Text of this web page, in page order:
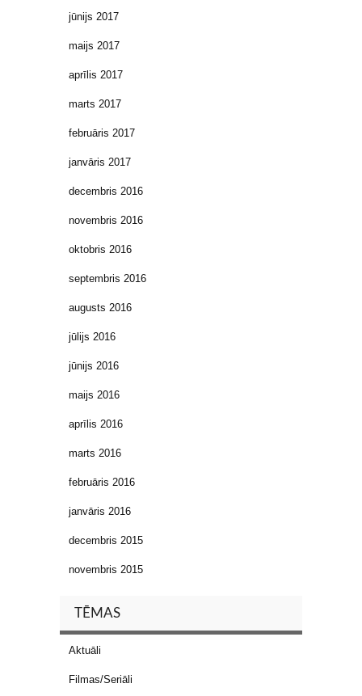
jūnijs 2017
maijs 2017
aprīlis 2017
marts 2017
februāris 2017
janvāris 2017
decembris 2016
novembris 2016
oktobris 2016
septembris 2016
augusts 2016
jūlijs 2016
jūnijs 2016
maijs 2016
aprīlis 2016
marts 2016
februāris 2016
janvāris 2016
decembris 2015
novembris 2015
TĒMAS
Aktuāli
Filmas/Seriāli